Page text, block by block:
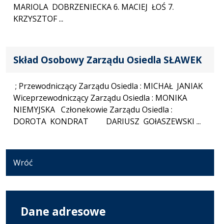
MARIOLA DOBRZENIECKA 6. MACIEJ ŁOŚ 7.
KRZYSZTOF ...
Skład Osobowy Zarządu Osiedla SŁAWEK
; Przewodniczący Zarządu Osiedla : MICHAŁ JANIAK
Wiceprzewodniczący Zarządu Osiedla : MONIKA
NIEMYJSKA Członekowie Zarządu Osiedla :
DOROTA KONDRAT DARIUSZ GOłASZEWSKI ...
Wróć
Dane adresowe